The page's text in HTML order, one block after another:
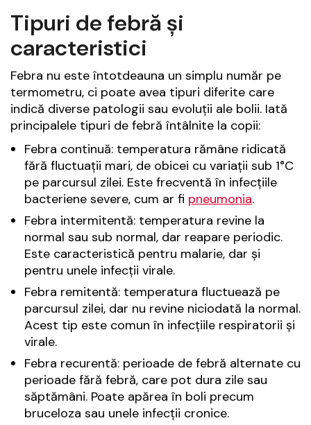
Tipuri de febră și
caracteristici
Febra nu este întotdeauna un simplu număr pe
termometru, ci poate avea tipuri diferite care
indică diverse patologii sau evoluții ale bolii. Iată
principalele tipuri de febră întâlnite la copii:
Febra continuă: temperatura rămâne ridicată
fără fluctuații mari, de obicei cu variații sub 1°C
pe parcursul zilei. Este frecventă în infecțiile
bacteriene severe, cum ar fi pneumonia.
Febra intermitentă: temperatura revine la
normal sau sub normal, dar reapare periodic.
Este caracteristică pentru malarie, dar și
pentru unele infecții virale.
Febra remitentă: temperatura fluctuează pe
parcursul zilei, dar nu revine niciodată la normal.
Acest tip este comun în infecțiile respiratorii și
virale.
Febra recurentă: perioade de febră alternate cu
perioade fără febră, care pot dura zile sau
săptămâni. Poate apărea în boli precum
bruceloza sau unele infecții cronice.